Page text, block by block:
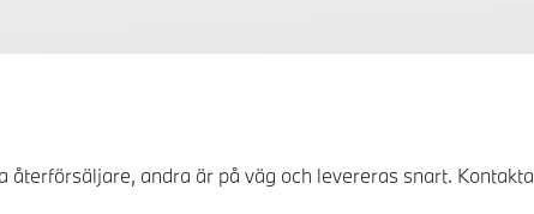
återförsäljare, andra är på väg och levereras snart. Kontakta